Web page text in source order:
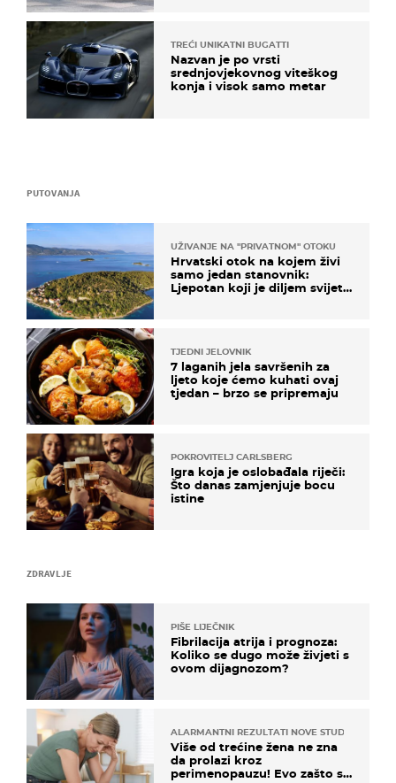
ZDRAVLJE
PIŠE LIJEČNIK
Fibrilacija atrija i prognoza:
Koliko se dugo može živjeti s
ovom dijagnozom?
ALARMANTNI REZULTATI NOVE STUDIJE
Više od trećine žena ne zna
da prolazi kroz
perimenopauzu! Evo zašto su
PUTOVANJA
UŽIVANJE NA "PRIVATNOM" OTOKU
Hrvatski otok na kojem živi
samo jedan stanovnik:
Ljepotan koji je diljem svijeta
TJEDNI JELOVNIK
7 laganih jela savršenih za
ljeto koje ćemo kuhati ovaj
tjedan – brzo se pripremaju
POKROVITELJ CARLSBERG
Igra koja je oslobađala riječi:
Što danas zamjenjuje bocu
istine
TREĆI UNIKATNI BUGATTI
Nazvan je po vrsti
srednjovjekovnog viteškog
konja i visok samo metar